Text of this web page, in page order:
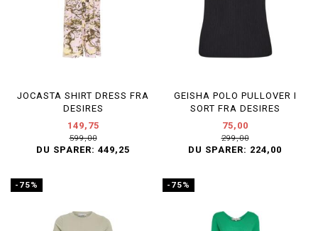
JOCASTA SHIRT DRESS FRA
DESIRES
149,75
599,00
DU SPARER: 449,25
GEISHA POLO PULLOVER I
SORT FRA DESIRES
75,00
299,00
DU SPARER: 224,00
-75% -75%